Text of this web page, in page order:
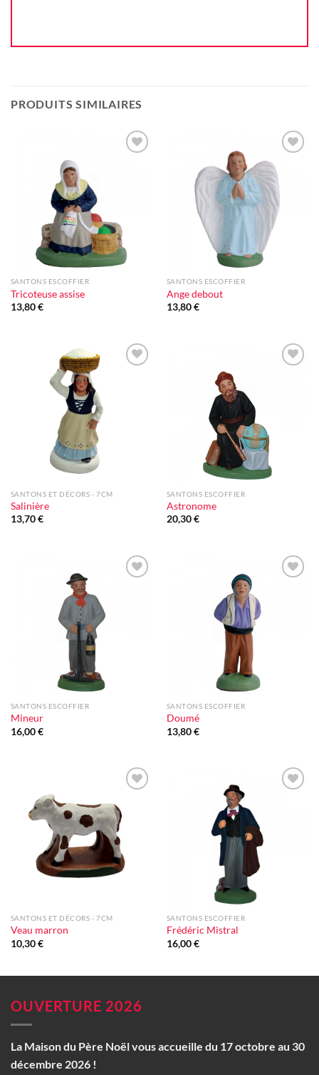
PRODUITS SIMILAIRES
SANTONS ESCOFFIER
Tricoteuse assise
13,80€
Ajouter
à la liste
d'envie
SANTONS ESCOFFIER
Ange debout
13,80€
SANTONS ET DÉCORS - 7CM
Salinière
13,70€
SANTONS ESCOFFIER
Astronome
20,30€
SANTONS ESCOFFIER
Mineur
16,00€
SANTONS ESCOFFIER
Doumé
13,80€
à la liste
d'envie
SANTONS ET DÉCORS - 7CM
Veau marron
10,30€
SANTONS ESCOFFIER
Frédéric Mistral
16,00€
OUVERTURE 2026
La Maison du Père Noël vous accueille du 17 octobre au 30
décembre 2026 !